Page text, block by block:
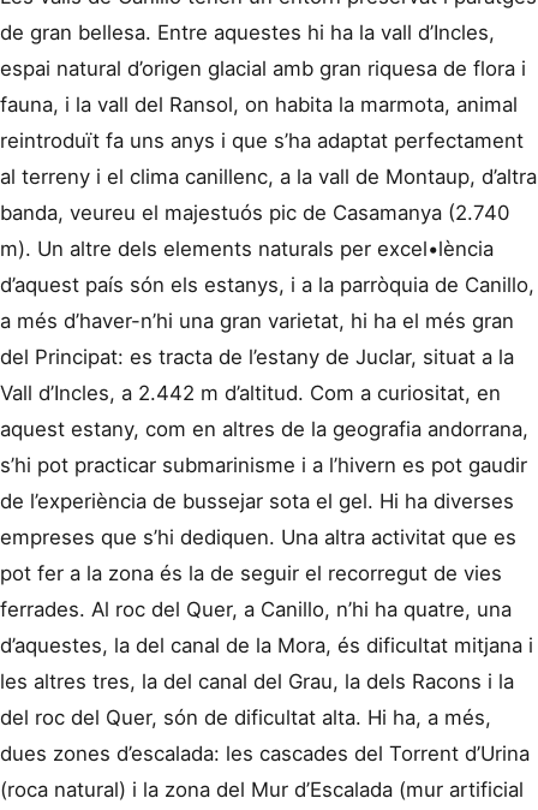
de gran bellesa. Entre aquestes hi ha la vall d’Incles,
espai natural d’origen glacial amb gran riquesa de flora i
fauna, i la vall del Ransol, on habita la marmota, animal
reintroduït fa uns anys i que s’ha adaptat perfectament
al terreny i el clima canillenc, a la vall de Montaup, d’altra
banda, veureu el majestuós pic de Casamanya (2.740
m). Un altre dels elements naturals per excel•lència
d’aquest país són els estanys, i a la parròquia de Canillo,
a més d’haver-n’hi una gran varietat, hi ha el més gran
del Principat: es tracta de l’estany de Juclar, situat a la
Vall d’Incles, a 2.442 m d’altitud. Com a curiositat, en
aquest estany, com en altres de la geografia andorrana,
s’hi pot practicar submarinisme i a l’hivern es pot gaudir
de l’experiència de bussejar sota el gel. Hi ha diverses
empreses que s’hi dediquen. Una altra activitat que es
pot fer a la zona és la de seguir el recorregut de vies
ferrades. Al roc del Quer, a Canillo, n’hi ha quatre, una
d’aquestes, la del canal de la Mora, és dificultat mitjana i
les altres tres, la del canal del Grau, la dels Racons i la
del roc del Quer, són de dificultat alta. Hi ha, a més,
dues zones d’escalada: les cascades del Torrent d’Urina
(roca natural) i la zona del Mur d’Escalada (mur artificial